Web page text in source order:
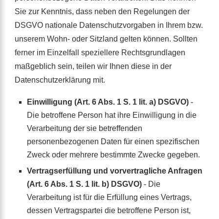
Sie zur Kenntnis, dass neben den Regelungen der
DSGVO nationale Datenschutzvorgaben in Ihrem bzw.
unserem Wohn- oder Sitzland gelten können. Sollten
ferner im Einzelfall speziellere Rechtsgrundlagen
maßgeblich sein, teilen wir Ihnen diese in der
Datenschutzerklärung mit.
Einwilligung (Art. 6 Abs. 1 S. 1 lit. a) DSGVO) -
Die betroffene Person hat ihre Einwilligung in die
Verarbeitung der sie betreffenden
personenbezogenen Daten für einen spezifischen
Zweck oder mehrere bestimmte Zwecke gegeben.
Vertragserfüllung und vorvertragliche Anfragen
(Art. 6 Abs. 1 S. 1 lit. b) DSGVO) - Die
Verarbeitung ist für die Erfüllung eines Vertrags,
dessen Vertragspartei die betroffene Person ist,